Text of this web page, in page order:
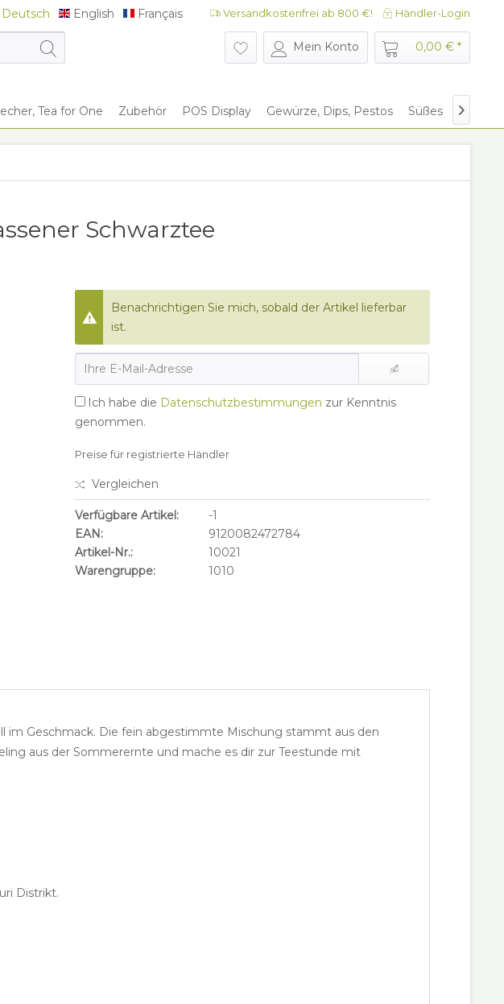
Deutsch
Deutsch English
English Français
Français Versandkostenfrei ab 800 €! Händler-Login
Mein Konto 0,00 € *
Tea for One Zubehör POS Display Gewürze, Dips, Pestos Süßes Give

Schwarztee
Benachrichtigen Sie mich, sobald der Artikel lieferbar
ist.
Ich habe die Datenschutzbestimmungen zur Kenntnis
genommen.
Preise für registrierte Händler
Vergleichen
Verfügbare Artikel:
-1
EAN:
9120082472784
Artikel-Nr.:
10021
Warengruppe:
1010
im Geschmack. Die fein abgestimmte Mischung stammt aus den
aus der Sommerernte und mache es dir zur Teestunde mit
Distrikt.